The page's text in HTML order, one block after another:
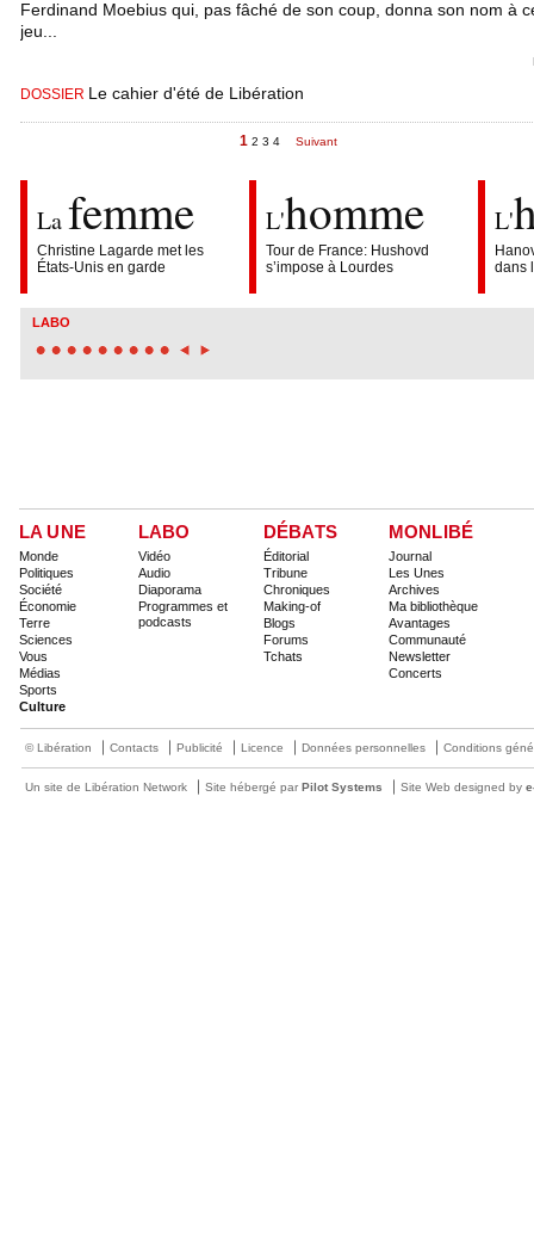
Ferdinand Moebius qui, pas fâché de son coup, donna son nom à
jeu...
DOSSIER Le cahier d'été de Libération
1 2 3 4 Suivant
Lafemme
Christine Lagarde met les
États-Unis en garde
L'homme
Tour de France: Hushovd
s’impose à Lourdes
L'
dans
LABO
LA UNE
Monde
Politiques
Société
Économie
Terre
Sciences
Vous
Médias
Sports
Culture
LABO
Vidéo
Audio
Diaporama
Programmes et
podcasts
DÉBATS
Éditorial
Tribune
Chroniques
Making-of
Blogs
Forums
Tchats
MONLIBÉ
Journal
Les Unes
Archives
Ma bibliothèque
Avantages
Communauté
Newsletter
Concerts
© Libération Contacts Publicité Licence Données personnelles Conditions
Un site de Libération Network Site hébergé par Pilot Systems Site Web designed by